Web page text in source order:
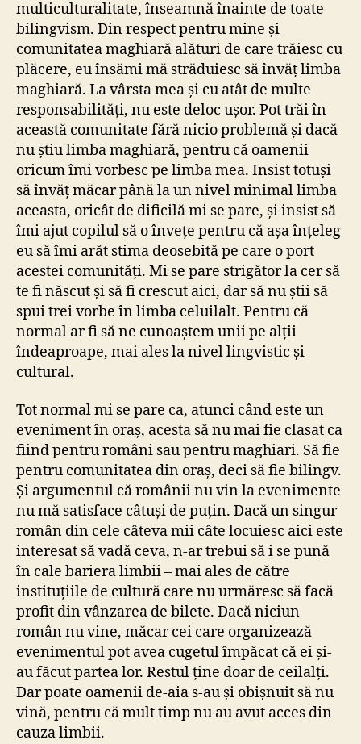
multiculturalitate, înseamnă înainte de toate
bilingvism. Din respect pentru mine și
comunitatea maghiară alături de care trăiesc cu
plăcere, eu însămi mă străduiesc să învăț limba
maghiară. La vârsta mea și cu atât de multe
responsabilități, nu este deloc ușor. Pot trăi în
această comunitate fără nicio problemă și dacă
nu știu limba maghiară, pentru că oamenii
oricum îmi vorbesc pe limba mea. Insist totuși
să învăț măcar până la un nivel minimal limba
aceasta, oricât de dificilă mi se pare, și insist să
îmi ajut copilul să o învețe pentru că așa înțeleg
eu să îmi arăt stima deosebită pe care o port
acestei comunități. Mi se pare strigător la cer să
te fi născut și să fi crescut aici, dar să nu știi să
spui trei vorbe în limba celuilalt. Pentru că
normal ar fi să ne cunoaștem unii pe alții
îndeaproape, mai ales la nivel lingvistic și
cultural.
Tot normal mi se pare ca, atunci când este un
eveniment în oraș, acesta să nu mai fie clasat ca
fiind pentru români sau pentru maghiari. Să fie
pentru comunitatea din oraș, deci să fie bilingv.
Și argumentul că românii nu vin la evenimente
nu mă satisface câtuși de puțin. Dacă un singur
român din cele câteva mii câte locuiesc aici este
interesat să vadă ceva, n-ar trebui să i se pună
în cale bariera limbii – mai ales de către
instituțiile de cultură care nu urmăresc să facă
profit din vânzarea de bilete. Dacă niciun
român nu vine, măcar cei care organizează
evenimentul pot avea cugetul împăcat că ei și-
au făcut partea lor. Restul ține doar de ceilalți.
Dar poate oamenii de-aia s-au și obișnuit să nu
vină, pentru că mult timp nu au avut acces din
cauza limbii.